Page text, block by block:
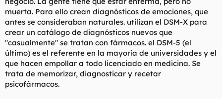
muerta. Para ello crean diagnósticos de emociones, que
antes se consideraban naturales. utilizan el DSM-X para
crear un catálogo de diagnósticos nuevos que
"casualmente" se tratan con fármacos. el DSM-5 (el
último) es el referente en la mayoría de universidades y el
que hacen empollar a todo licenciado en medicina. Se
trata de memorizar, diagnosticar y recetar
psicofármacos.